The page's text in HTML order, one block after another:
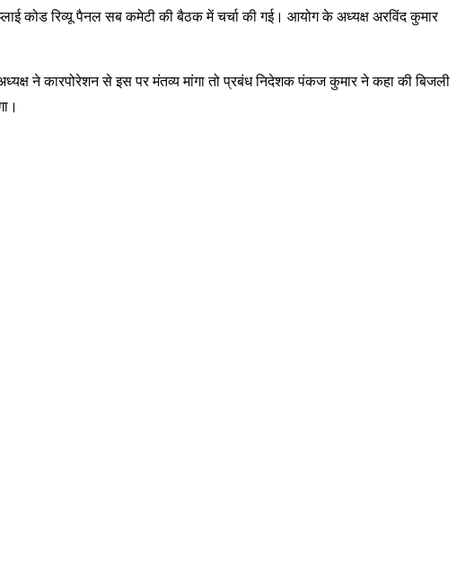
कोड रिव्यू पैनल सब कमेटी की बैठक में चर्चा की गई। आयोग के अध्यक्ष अरविंद कुमार
ने कारपोरेशन से इस पर मंतव्य मांगा तो प्रबंध निदेशक पंकज कुमार ने कहा की बिजली